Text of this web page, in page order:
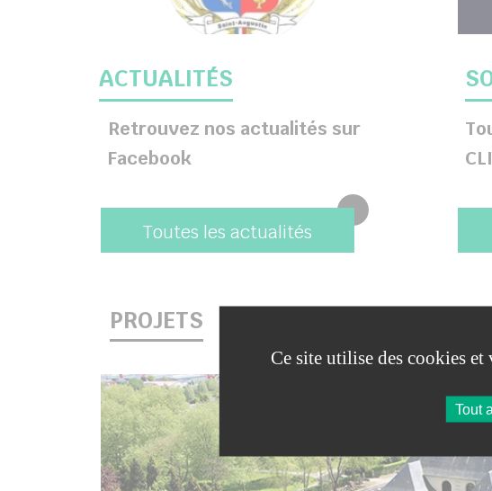
ACTUALITÉS
Retrouvez nos actualités sur
Facebook
Toutes les actualités
PROJETS
Ce site utilise des cookies
Tout